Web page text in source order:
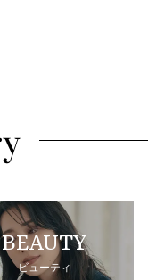
BEAUTY
ビューティ